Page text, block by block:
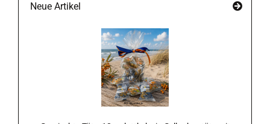
Neue Artikel